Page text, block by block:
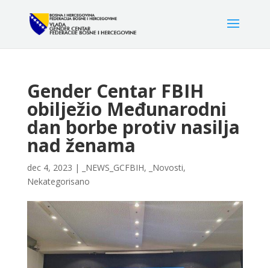
Gender Centar FBIH
obilježio Međunarodni
dan borbe protiv nasilja
nad ženama
dec 4, 2023 | _NEWS_GCFBIH, _Novosti,
Nekategorisano